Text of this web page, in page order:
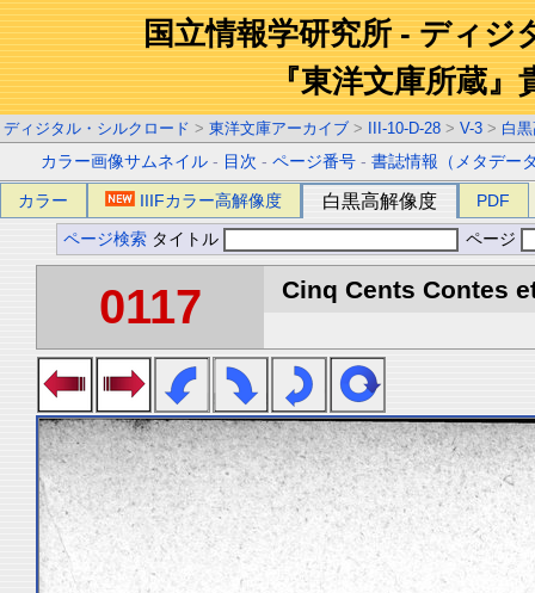
国立情報学研究所 - ディジ
『東洋文庫所蔵』
ディジタル・シルクロード > 東洋文庫アーカイブ > III-10-D-28 > V-3 > 白
カラー画像サムネイル - 目次 -ページ番号 -書誌情報（メタデー
カラー IIIFカラー高解像度 白黒高解像度 PDF
ページ検索 タイトル ページ
0117 Cinq Cents Contes